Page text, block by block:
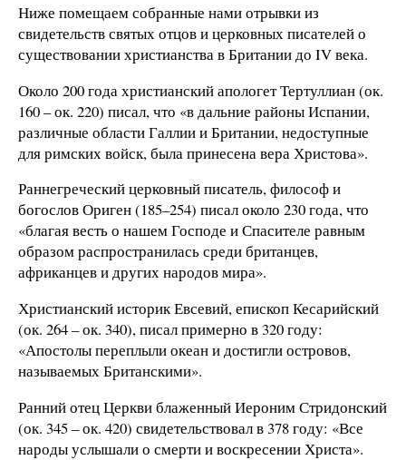
Ниже помещаем собранные нами отрывки из
свидетельств святых отцов и церковных писателей о
существовании христианства в Британии до IV века.
Около 200 года христианский апологет Тертуллиан (ок.
160 – ок. 220) писал, что «в дальние районы Испании,
различные области Галлии и Британии, недоступные
для римских войск, была принесена вера Христова».
Раннегреческий церковный писатель, философ и
богослов Ориген (185–254) писал около 230 года, что
«благая весть о нашем Господе и Спасителе равным
образом распространилась среди британцев,
африканцев и других народов мира».
Христианский историк Евсевий, епископ Кесарийский
(ок. 264 – ок. 340), писал примерно в 320 году:
«Апостолы переплыли океан и достигли островов,
называемых Британскими».
Ранний отец Церкви блаженный Иероним Стридонский
(ок. 345 – ок. 420) свидетельствовал в 378 году: «Все
народы услышали о смерти и воскресении Христа».